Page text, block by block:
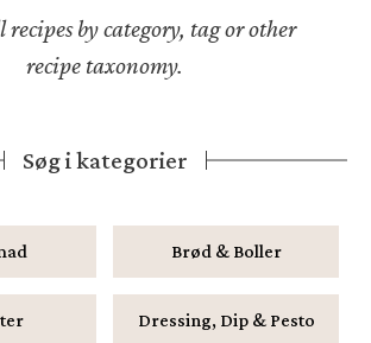
recipes by category, tag or other
recipe taxonomy.
Søg i kategorier
Brød & Boller
Dressing, Dip & Pesto